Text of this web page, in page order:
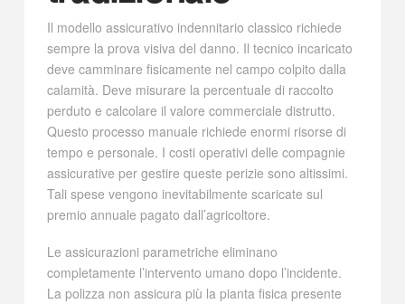
Il modello assicurativo indennitario classico richiede
sempre la prova visiva del danno. Il tecnico incaricato
deve camminare fisicamente nel campo colpito dalla
calamità. Deve misurare la percentuale di raccolto
perduto e calcolare il valore commerciale distrutto.
Questo processo manuale richiede enormi risorse di
tempo e personale. I costi operativi delle compagnie
assicurative per gestire queste perizie sono altissimi.
Tali spese vengono inevitabilmente scaricate sul
premio annuale pagato dall’agricoltore.
Le assicurazioni parametriche eliminano
completamente l’intervento umano dopo l’incidente.
La polizza non assicura più la pianta fisica presente